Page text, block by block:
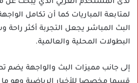
لدى المستخدم العربي الذي يبحث
لمتابعة المباريات كما أن تكامل
البث المباشر يجعل التجربة أكثر راحة
البطولات المحلية والعالمية.
إلى جانب مميزات البث والواجهة يضم